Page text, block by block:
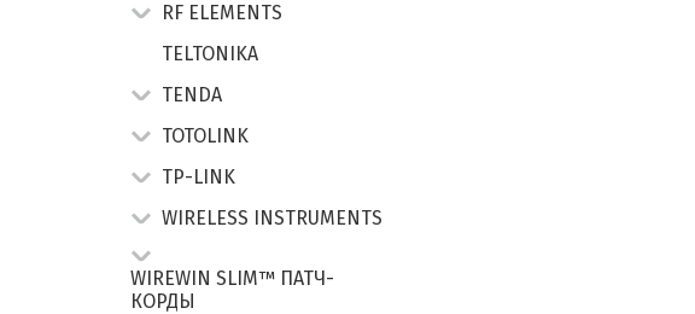
RF ELEMENTS
TELTONIKA
TENDA
TOTOLINK
TP-LINK
WIRELESS INSTRUMENTS
WIREWIN SLIM™ ПАТЧ-
КОРДЫ